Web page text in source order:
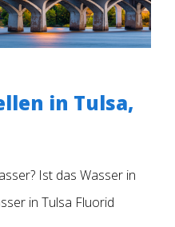
in Tulsa,
Ist das Wasser in
in Tulsa Fluorid